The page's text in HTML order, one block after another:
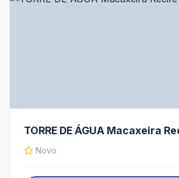
TORRE DE ÁGUA Macaxeira
Novo